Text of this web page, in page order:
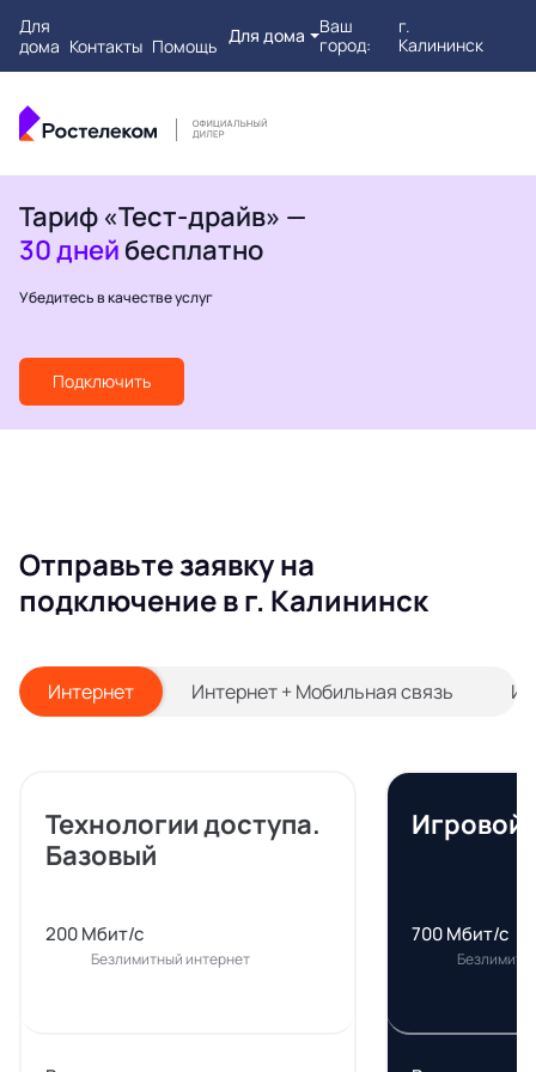
Для
дома Контакты Помощь Для дома
Ваш
город:
г.
Калининск
Тариф «Тест-драйв» —
30 дней бесплатно
Убедитесь в качестве услуг
Подключить
Отправьте заявку на
подключение в г. Калининск
Интернет Интернет + Мобильная связь
Технологии доступа.
Базовый
200 Мбит/с
Безлимитный интернет
Игровой
700 Мбит/с